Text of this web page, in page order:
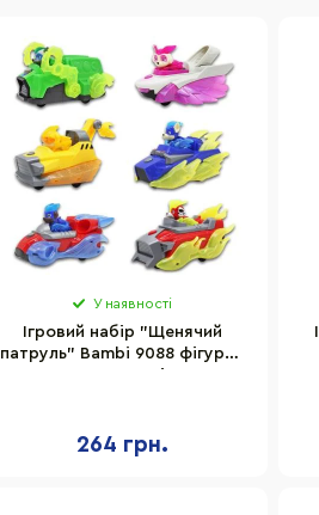
У наявності
Ігровий набір "Щенячий
патруль" Bambi 9088 фігурка
264 грн.